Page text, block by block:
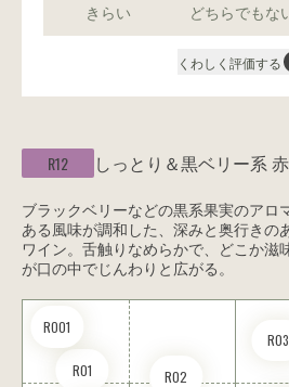
きらい どちらでもな
くわしく評価する
R12 しっとり＆黒ベリー系
ブラックベリーなどの黒系果実のアロ
ある風味が調和した、深みと奥行きの
ワイン。舌触りなめらかで、どこか滋
が口の中でじんわりと広がる。
R01 R02
R03
RO01